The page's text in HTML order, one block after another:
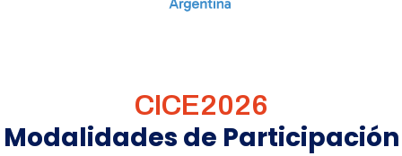
CICE2026
Modalidades de Participación